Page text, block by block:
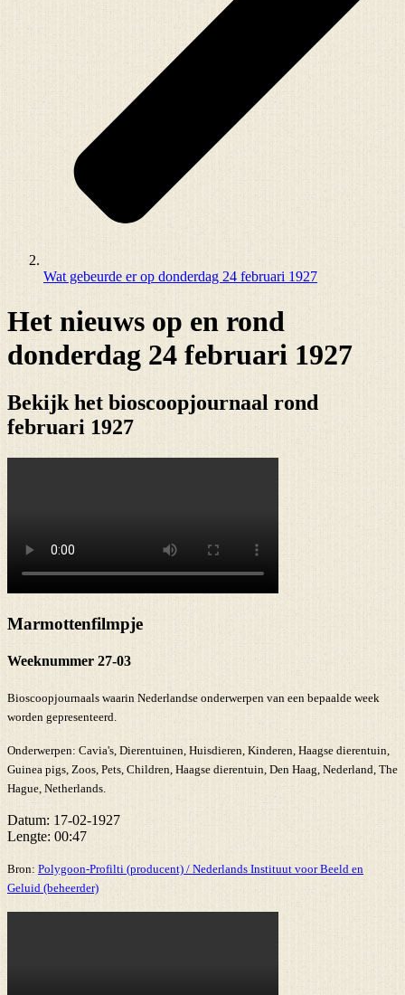
Wat gebeurde er op donderdag 24 februari 1927
Het nieuws op en rond
donderdag 24 februari 1927
Bekijk het bioscoopjournaal rond
februari 1927
Marmottenfilmpje
Weeknummer 27-03
Bioscoopjournaals waarin Nederlandse onderwerpen van een bepaalde week
worden gepresenteerd.
Onderwerpen: Cavia's, Dierentuinen, Huisdieren, Kinderen, Haagse dierentuin,
Guinea pigs, Zoos, Pets, Children, Haagse dierentuin, Den Haag, Nederland, The
Hague, Netherlands.
Datum: 17-02-1927
Lengte: 00:47
Bron: Polygoon-Profilti (producent) / Nederlands Instituut voor Beeld en
Geluid (beheerder)